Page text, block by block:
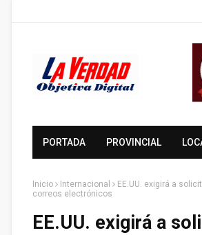
PORTADA PROVINCIAL
Inicio Internacional
EE.UU. exigirá a
correos electrónicos
EE.UU. exigirá a